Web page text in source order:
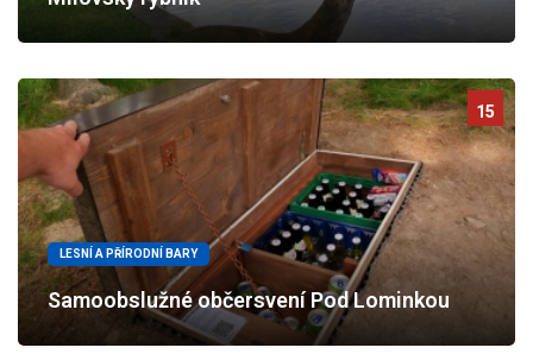
15
LESNÍ A PŘÍRODNÍ BARY
Samoobslužné občersvení Pod Lominkou